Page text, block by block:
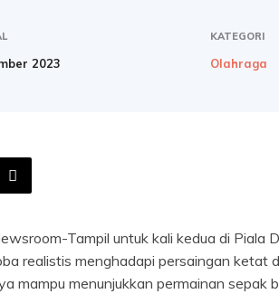
2023
KATEGORI
Olahraga
Tampil untuk kali kedua di Piala
realistis menghadapi persaingan ketat
mampu menunjukkan permainan sepak